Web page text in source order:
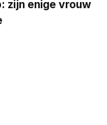
zijn enige vrouw